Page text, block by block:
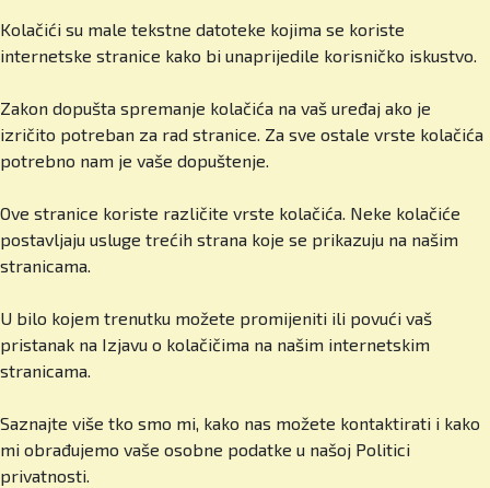
Cambridge International Education program i
iznimno raznoliku međunarodnu zajednicu. I dalje
gradimo kroz partnerstva, kurikularne inovacije i
jačanje boarding programa, jedinstvenog u regiji.
U čemu se razlikujete u odnosu na druge
škole, i privatne i državne? Što vas izdvaja?
Prije svega kvaliteta! Sustavno ulažemo u
profesore, infrastrukturu i sadržaje. Imamo male
visokokvalificirane predavače iz desetak zemalja,
izvrsne rezultate naših učenika i međunarodne
akreditacije. I ono što roditelji jako cijene,
pozornost kakvu zaslužuje. Prvog dana
procjenjujemo njegove prednosti i slabosti te
prilagođavamo program. Roditelji to cijene i
Kolačići su male tekstne datoteke kojima se koriste
internetske stranice kako bi unaprijedile korisničko iskustvo.
Zakon dopušta spremanje kolačića na vaš uređaj ako je
izričito potreban za rad stranice. Za sve ostale vrste kolačića
potrebno nam je vaše dopuštenje.
Ove stranice koriste različite vrste kolačića. Neke kolačiće
postavljaju usluge trećih strana koje se prikazuju na našim
stranicama.
U bilo kojem trenutku možete promijeniti ili povući vaš
pristanak na Izjavu o kolačičima na našim internetskim
stranicama.
Saznajte više tko smo mi, kako nas možete kontaktirati i kako
mi obrađujemo vaše osobne podatke u našoj Politici
privatnosti.